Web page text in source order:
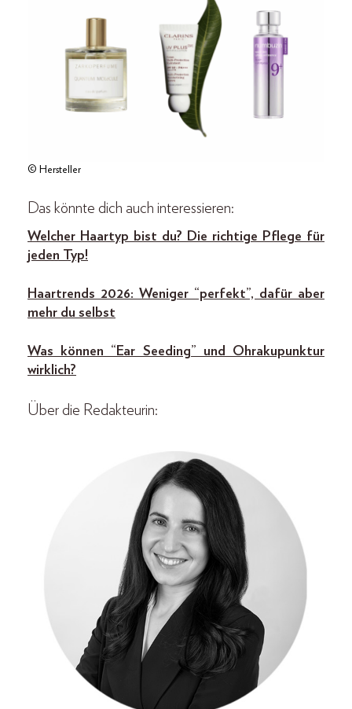
© Hersteller
Das könnte dich auch interessieren:
Welcher Haartyp bist du? Die richtige Pflege für
jeden Typ!
Haartrends 2026: Weniger “perfekt”, dafür aber
mehr du selbst
Was können “Ear Seeding” und Ohrakupunktur
wirklich?
Über die Redakteurin: